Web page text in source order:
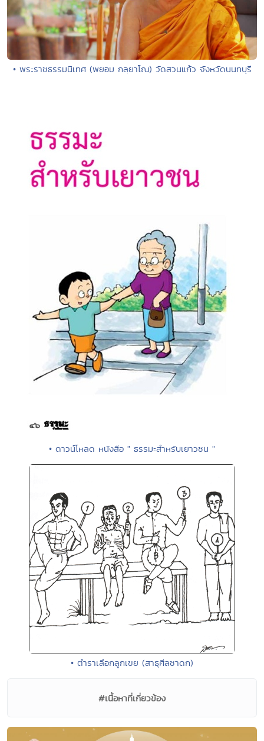
• พระราชธรรมนิเทศ (พยอม กลฺยาโณ) วัดสวนแก้ว จังหวัดนนทบุรี
• ดาวน์โหลด หนังสือ " ธรรมะสำหรับเยาวชน "
• ตำราเลือกลูกเขย (สาธุศีลชาดก)
#เนื้อหาที่เกี่ยวข้อง